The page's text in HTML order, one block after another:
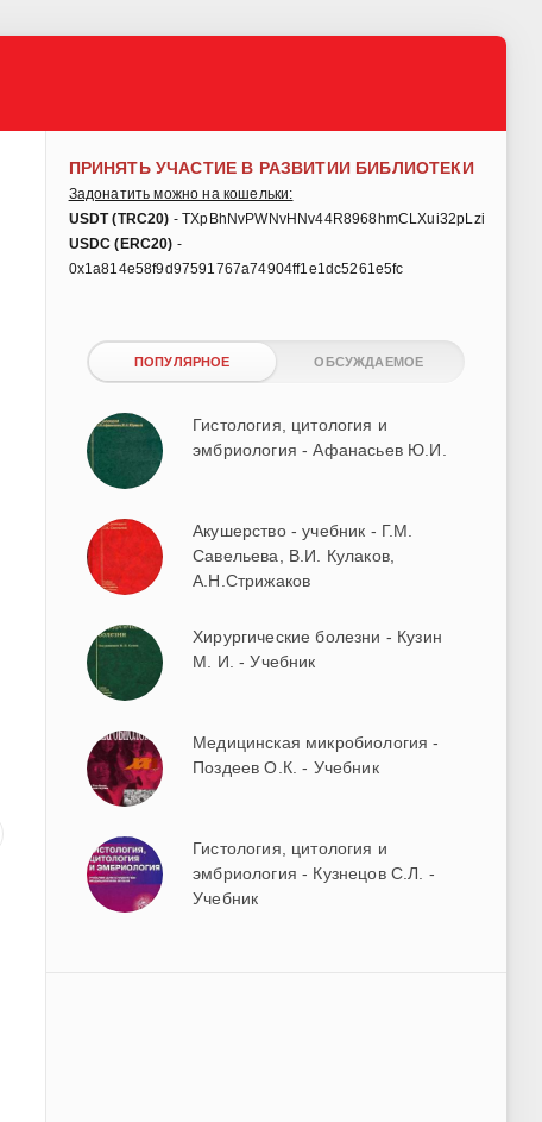
ПРИНЯТЬ УЧАСТИЕ В РАЗВИТИИ БИБЛИОТЕКИ
Задонатить можно на кошельки:
USDT (TRC20) - TXpBhNvPWNvHNv44R8968hmCLXui32pLzi
USDC (ERC20) -
0x1a814e58f9d97591767a74904ff1e1dc5261e5fc
ПОПУЛЯРНОЕ ОБСУЖДАЕМОЕ
Гистология, цитология и
эмбриология - Афанасьев Ю.И.
Акушерство - учебник - Г.М.
Савельева, В.И. Кулаков,
А.Н.Стрижаков
Хирургические болезни - Кузин
М. И. - Учебник
Медицинская микробиология -
Поздеев О.К. - Учебник
Гистология, цитология и
эмбриология - Кузнецов С.Л. -
Учебник